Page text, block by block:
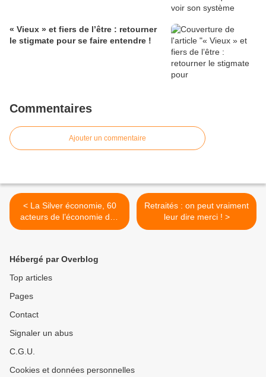
« Vieux » et fiers de l’être : retourner
le stigmate pour se faire entendre !
Commentaires
Ajouter un commentaire
< La Silver économie, 60
acteurs de l’économie des
60+
Retraités : on peut vraiment
leur dire merci ! >
Hébergé par Overblog
Top articles
Pages
Contact
Signaler un abus
C.G.U.
Cookies et données personnelles